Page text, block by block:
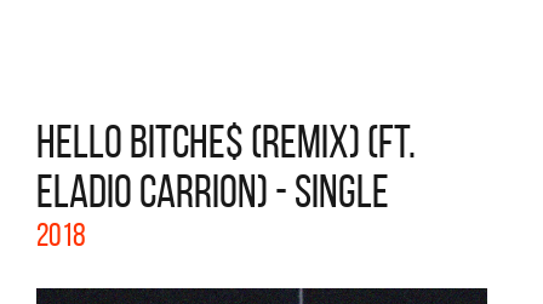
HELLO BITCHE$ (REMIX) (FT.
ELADIO CARRION) - SINGLE
2018